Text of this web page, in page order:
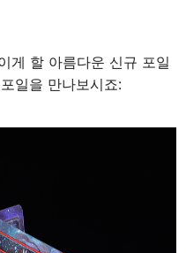
게 할 아름다운 신규 포일
일을 만나보시죠: